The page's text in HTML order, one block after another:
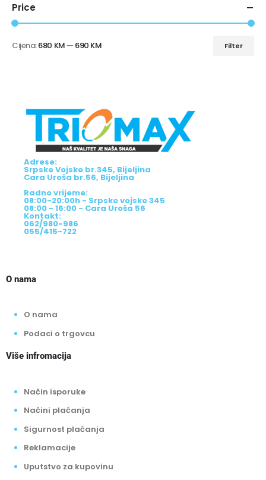
Price
Filter
Cijena:680 KM — 690 KM
Adrese:
Srpske Vojske br.345, Bijeljina
Cara Uroša br.56, Bijeljina
Radno vrijeme:
08:00-20:00h - Srpske vojske 345
08:00 - 16:00 - Cara Uroša 56
Kontakt:
062/980-986
055/415-722
O nama
O nama
Podaci o trgovcu
Više infromacija
Način isporuke
Načini plaćanja
Sigurnost plaćanja
Reklamacije
Uputstvo za kupovinu